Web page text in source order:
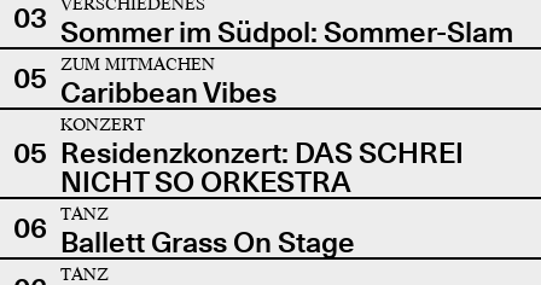
03 Sommer im Südpol: Sommer-Slam
05
ZUM MITMACHEN
Caribbean Vibes
05
KONZERT
Residenzkonzert: DAS SCHREI
NICHT SO ORKESTRA
06
TANZ
Ballett Grass On Stage
TANZ